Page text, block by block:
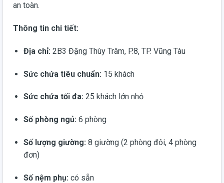
an toàn.
Thông tin chi tiết:
Địa chỉ: 2B3 Đặng Thùy Trâm, P.8, TP. Vũng Tàu
Sức chứa tiêu chuẩn: 15 khách
Sức chứa tối đa: 25 khách lớn nhỏ
Số phòng ngủ: 6 phòng
Số lượng giường: 8 giường (2 phòng đôi, 4 phòng
đơn)
Số nệm phụ: có sẵn